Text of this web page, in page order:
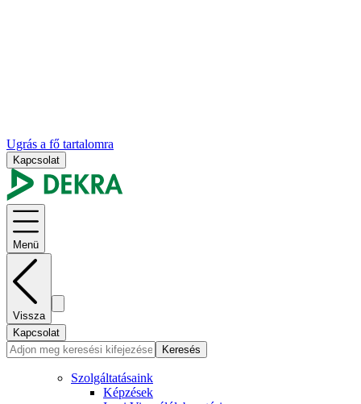
Ugrás a fő tartalomra
Kapcsolat
Menü
Vissza
Kapcsolat
Keresés
Szolgáltatásaink
Képzések